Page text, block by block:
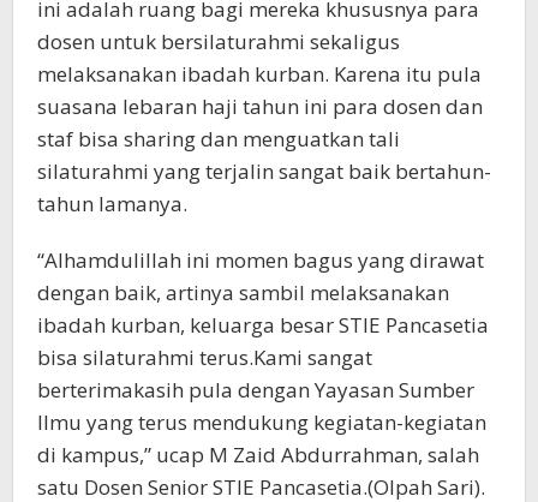
ini adalah ruang bagi mereka khususnya para
dosen untuk bersilaturahmi sekaligus
melaksanakan ibadah kurban. Karena itu pula
suasana lebaran haji tahun ini para dosen dan
staf bisa sharing dan menguatkan tali
silaturahmi yang terjalin sangat baik bertahun-
tahun lamanya.
“Alhamdulillah ini momen bagus yang dirawat
dengan baik, artinya sambil melaksanakan
ibadah kurban, keluarga besar STIE Pancasetia
bisa silaturahmi terus.Kami sangat
berterimakasih pula dengan Yayasan Sumber
Ilmu yang terus mendukung kegiatan-kegiatan
di kampus,” ucap M Zaid Abdurrahman, salah
satu Dosen Senior STIE Pancasetia.(Olpah Sari).